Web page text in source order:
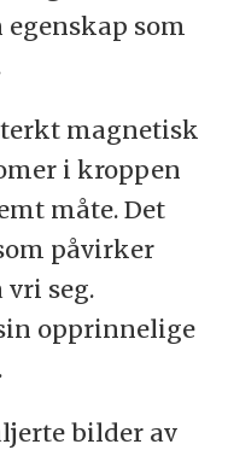
som
magnetisk
i kroppen
måte. Det
påvirker
seg.
opprinnelige
bilder av